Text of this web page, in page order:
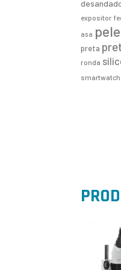
expositor
asa pele
preta
ronda
smartwatch